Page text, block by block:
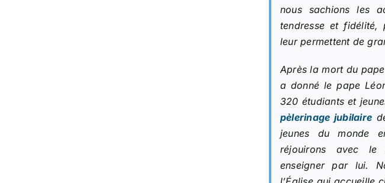
nous sachions les
tendresse et fidélité,
leur permettent de
Après la mort du
a donné le pape
320 étudiants et
pèlerinage jubilaire
jeunes du monde
réjouirons avec le
enseigner par lui.